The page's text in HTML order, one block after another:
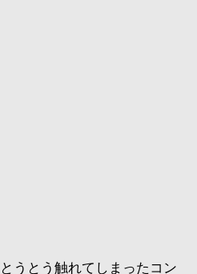
うとう触れてしまったコン